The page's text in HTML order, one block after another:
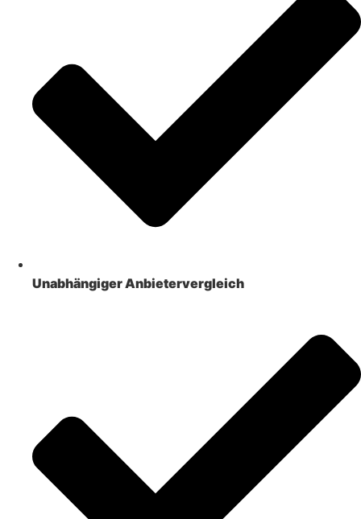
Unabhängiger Anbietervergleich